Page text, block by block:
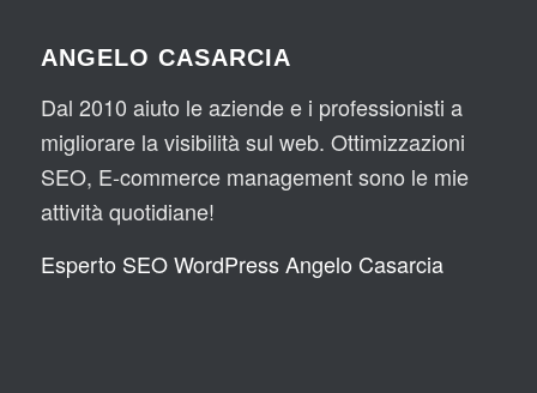
ANGELO CASARCIA
Dal 2010 aiuto le aziende e i professionisti a
migliorare la visibilità sul web. Ottimizzazioni
SEO, E-commerce management sono le mie
attività quotidiane!
Esperto SEO WordPress Angelo Casarcia